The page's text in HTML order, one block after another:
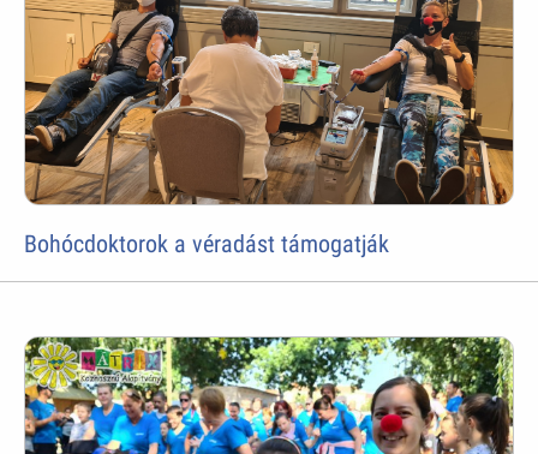
Bohócdoktorok a véradást támogatják